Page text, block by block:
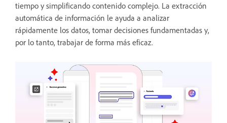
tiempo y simplificando contenido complejo. La extracción
automática de información le ayuda a analizar
rápidamente los datos, tomar decisiones fundamentadas y,
por lo tanto, trabajar de forma más eficaz.